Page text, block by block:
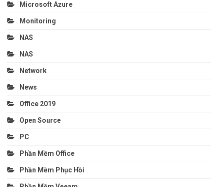
Microsoft Azure
Monitoring
NAS
NAS
Network
News
Office 2019
Open Source
PC
Phần Mềm Office
Phần Mềm Phục Hồi